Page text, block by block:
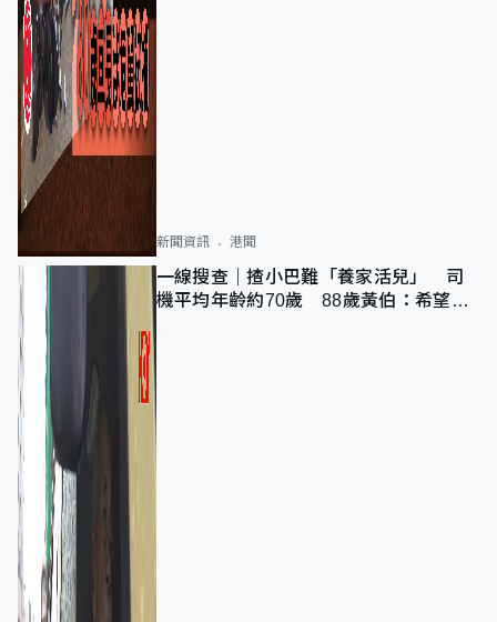
新聞資訊 港聞
一線搜查｜揸小巴難「養家活兒」 司
機平均年齡約70歲 88歲黃伯：希望一